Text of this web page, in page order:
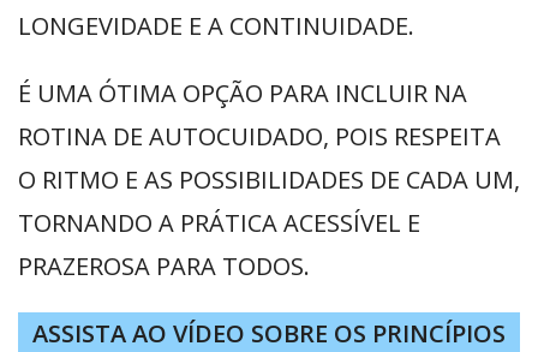
LONGEVIDADE E A CONTINUIDADE.
É UMA ÓTIMA OPÇÃO PARA INCLUIR NA
ROTINA DE AUTOCUIDADO, POIS RESPEITA
O RITMO E AS POSSIBILIDADES DE CADA UM,
TORNANDO A PRÁTICA ACESSÍVEL E
PRAZEROSA PARA TODOS.
ASSISTA AO VÍDEO SOBRE OS PRINCÍPIOS